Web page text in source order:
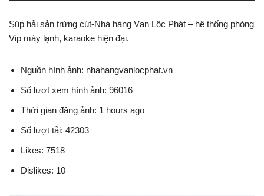
Súp hải sản trứng cút-Nhà hàng Vạn Lộc Phát – hệ thống phòng
Vip máy lạnh, karaoke hiện đại.
Nguồn hình ảnh: nhahangvanlocphat.vn
Số lượt xem hình ảnh: 96016
Thời gian đăng ảnh: 1 hours ago
Số lượt tải: 42303
Likes: 7518
Dislikes: 10